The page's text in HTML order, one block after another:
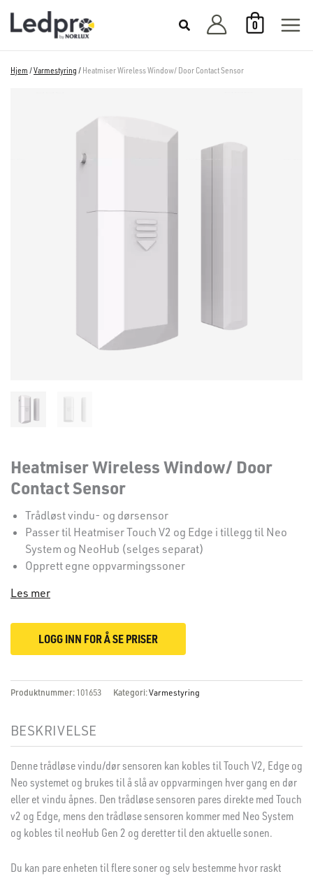
rett
0
Hjem /Varmestyring / Heatmiser Wireless Window/ Door Contact Sensor
Heatmiser Wireless Window/ Door
Contact Sensor
Trådløst vindu- og dørsensor
Passer til Heatmiser Touch V2 og Edge i tillegg til Neo
System og NeoHub (selges separat)
Opprett egne oppvarmingssoner
Les mer
LOGG INN FOR Å SE PRISER
Produktnummer: 101653 Kategori:Varmestyring
BESKRIVELSE
Denne trådløse vindu/dør sensoren kan kobles til Touch V2, Edge og
Neo systemet og brukes til å slå av oppvarmingen hver gang en dør
eller et vindu åpnes. Den trådløse sensoren pares direkte med Touch
v2 og Edge, mens den trådløse sensoren kommer med Neo System
og kobles til neoHub Gen 2 og deretter til den aktuelle sonen.
Du kan pare enheten til flere soner og selv bestemme hvor raskt